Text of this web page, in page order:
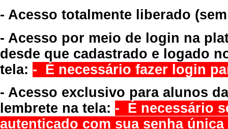
- Acesso totalmente liberado
- Acesso por meio de login na
desde que cadastrado e logado
tela: - É necessário fazer login
- Acesso exclusivo para alunos
lembrete na tela: - É necessário
autenticado com sua senha